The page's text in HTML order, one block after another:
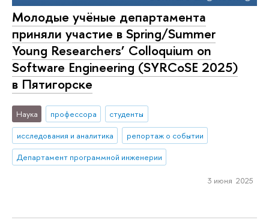
Молодые учёные департамента
приняли участие в Spring/Summer
Young Researchers’ Colloquium on
Software Engineering (SYRCoSE 2025)
в Пятигорске
Наука профессора
студенты
исследования и аналитика
репортаж о событии
Департамент программной инженерии
3 июня 2025